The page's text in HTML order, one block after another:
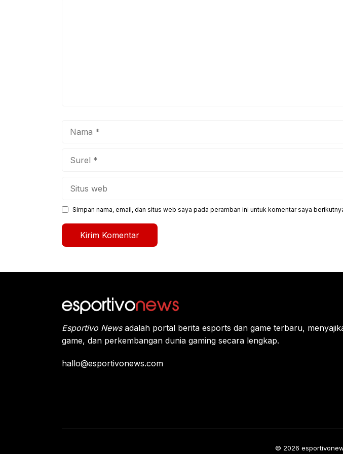
Simpan nama, email, dan situs web saya pada peramban ini untuk komentar saya
Esportivo Newsadalah portal berita esports dan game terbaru,
game, dan perkembangan dunia gaming secara lengkap.
hallo@esportivonews.com
© 2026